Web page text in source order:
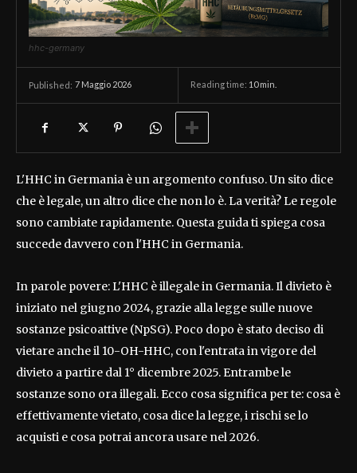
hhc-germany
Published: 7 Maggio 2026 Reading time: 10min.
L'HHC in Germania è un argomento confuso. Un sito dice
che è legale, un altro dice che non lo è. La verità? Le regole
sono cambiate rapidamente. Questa guida ti spiega cosa
succede davvero con l'HHC in Germania.
In parole povere: L'HHC è illegale in Germania. Il divieto è
iniziato nel giugno 2024, grazie alla legge sulle nuove
sostanze psicoattive (NpSG). Poco dopo è stato deciso di
vietare anche il 10-OH-HHC, con l'entrata in vigore del
divieto a partire dal 1° dicembre 2025. Entrambe le
sostanze sono ora illegali. Ecco cosa significa per te: cosa è
effettivamente vietato, cosa dice la legge, i rischi se lo
acquisti e cosa potrai ancora usare nel 2026.